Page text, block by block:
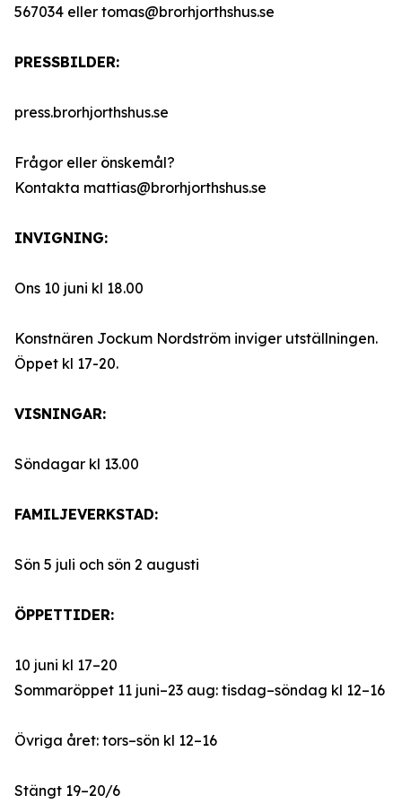
567034 eller tomas@brorhjorthshus.se
PRESSBILDER:
press.brorhjorthshus.se
Frågor eller önskemål?
Kontakta mattias@brorhjorthshus.se
INVIGNING:
Ons 10 juni kl 18.00
Konstnären Jockum Nordström inviger utställningen.
Öppet kl 17-20.
VISNINGAR:
Söndagar kl 13.00
FAMILJEVERKSTAD:
Sön 5 juli och sön 2 augusti
ÖPPETTIDER:
10 juni kl 17–20
Sommaröppet 11 juni–23 aug: tisdag–söndag kl 12–16
Övriga året: tors–sön kl 12–16
Stängt 19–20/6